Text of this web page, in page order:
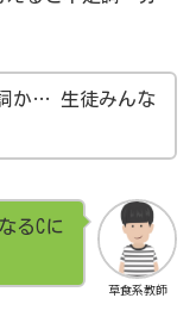
か… 生徒みんな
草食系教師
るCに